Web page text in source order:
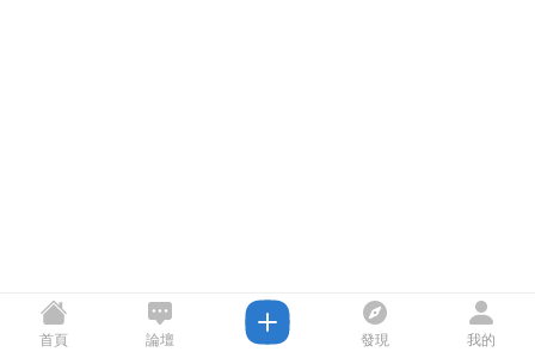
首頁 論壇 發現 我的